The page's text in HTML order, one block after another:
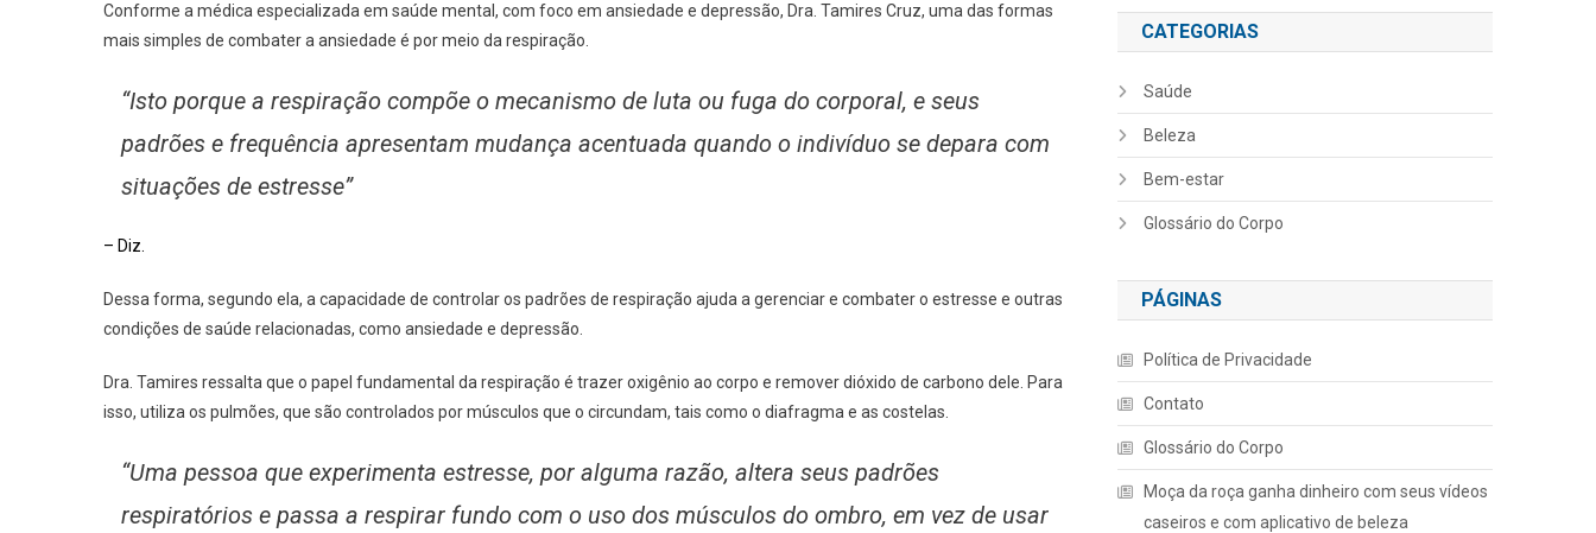
Conforme a médica especializada em saúde mental, com foco em ansiedade e depressão, Dra. Tamires Cruz, uma das formas
mais simples de combater a ansiedade é por meio da respiração.
“Isto porque a respiração compõe o mecanismo de luta ou fuga do corporal, e seus
padrões e frequência apresentam mudança acentuada quando o indivíduo se depara com
situações de estresse”
– Diz.
Dessa forma, segundo ela, a capacidade de controlar os padrões de respiração ajuda a gerenciar e combater o estresse e outras
condições de saúde relacionadas, como ansiedade e depressão.
Dra. Tamires ressalta que o papel fundamental da respiração é trazer oxigênio ao corpo e remover dióxido de carbono dele. Para
isso, utiliza os pulmões, que são controlados por músculos que o circundam, tais como o diafragma e as costelas.
“Uma pessoa que experimenta estresse, por alguma razão, altera seus padrões
respiratórios e passa a respirar fundo com o uso dos músculos do ombro, em vez de usar
CATEGORIAS
Saúde
Beleza
Bem-estar
Glossário do Corpo
PÁGINAS
Política de Privacidade
Contato
Glossário do Corpo
Moça da roça ganha dinheiro com seus vídeos
caseiros e com aplicativo de beleza